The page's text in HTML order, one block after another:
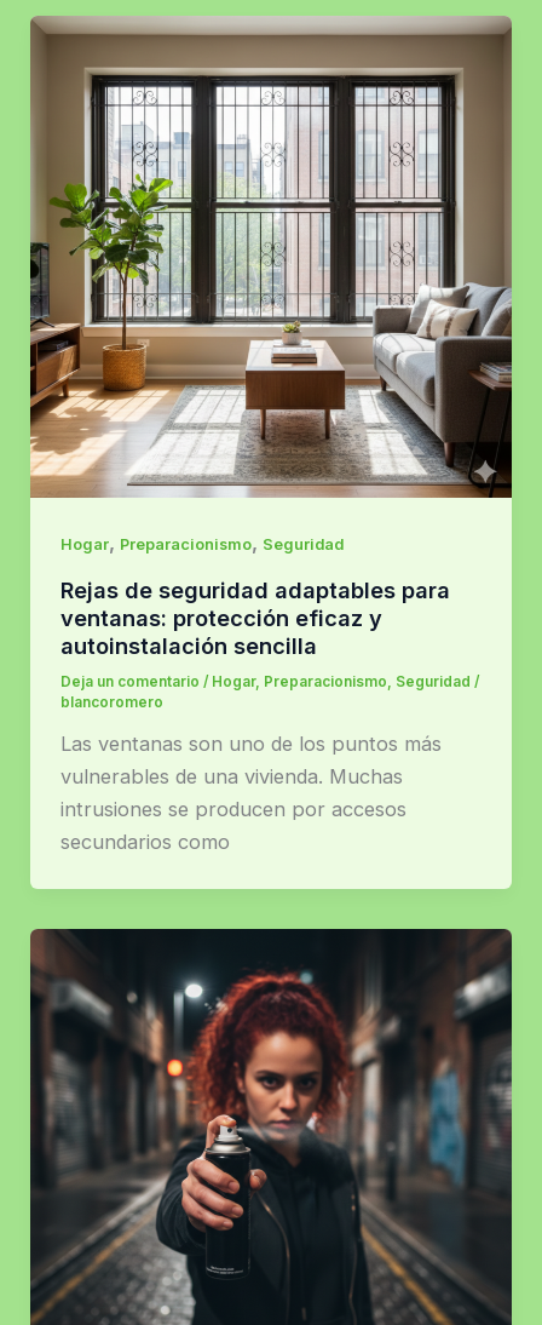
Hogar, Preparacionismo, Seguridad
Rejas de seguridad adaptables para
ventanas: protección eficaz y
autoinstalación sencilla
Deja un comentario / Hogar, Preparacionismo, Seguridad /
blancoromero
Las ventanas son uno de los puntos más
vulnerables de una vivienda. Muchas
intrusiones se producen por accesos
secundarios como